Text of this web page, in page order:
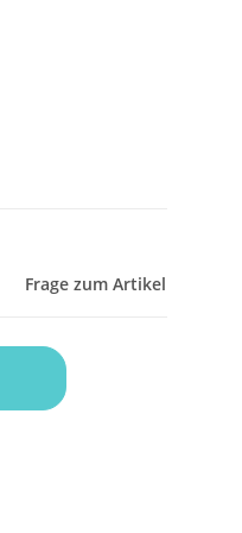
Frage zum Artikel